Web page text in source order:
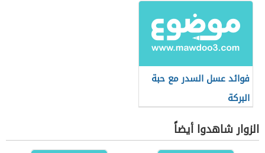
فوائد عسل السدر مع حبة
البركة
الزوار شاهدوا أيضاً